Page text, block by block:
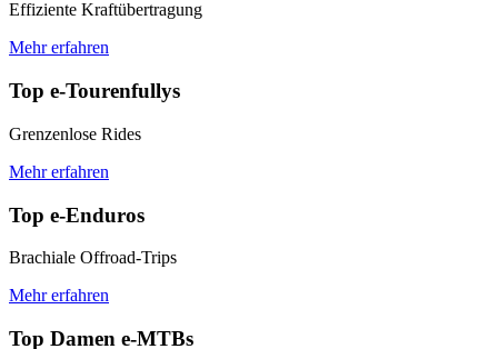
Effiziente Kraftübertragung
Mehr erfahren
Top e-Tourenfullys
Grenzenlose Rides
Mehr erfahren
Top e-Enduros
Brachiale Offroad-Trips
Mehr erfahren
Top Damen e-MTBs